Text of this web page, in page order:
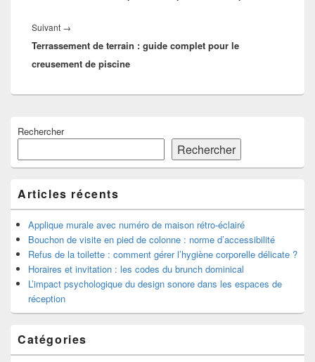
Suivant →
suivant :
Terrassement de terrain : guide complet pour le
creusement de piscine
principale
widget
pour
barre
latérale
Rechercher
Rechercher
Articles récents
Applique murale avec numéro de maison rétro-éclairé
Bouchon de visite en pied de colonne : norme d’accessibilité
Refus de la toilette : comment gérer l’hygiène corporelle délicate ?
Horaires et invitation : les codes du brunch dominical
L’impact psychologique du design sonore dans les espaces de
réception
Catégories